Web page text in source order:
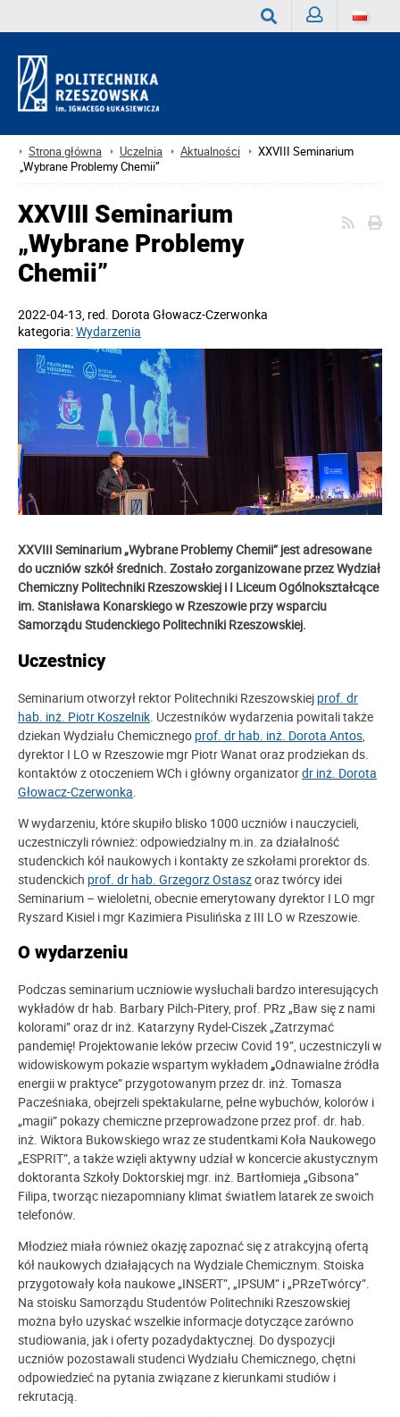
Strona główna Uczelnia Aktualności
XXVIII Seminarium
„Wybrane Problemy Chemii”
XXVIII Seminarium
„Wybrane Problemy
Chemii”
2022-04-13, red. Dorota Głowacz-Czerwonka
kategoria:Wydarzenia
XXVIII Seminarium „Wybrane Problemy Chemii” jest adresowane
do uczniów szkół średnich. Zostało zorganizowane przez Wydział
Chemiczny Politechniki Rzeszowskiej i I Liceum Ogólnokształcące
im. Stanisława Konarskiego w Rzeszowie przy wsparciu
Samorządu Studenckiego Politechniki Rzeszowskiej.
Uczestnicy
Seminarium otworzył rektor Politechniki Rzeszowskiej prof. dr
hab. inż. Piotr Koszelnik . Uczestników wydarzenia powitali także
dziekan Wydziału Chemicznego prof. dr hab. inż. Dorota Antos
dyrektor I LO w Rzeszowie mgr Piotr Wanat oraz prodziekan ds.
kontaktów z otoczeniem WCh i główny organizatordr inż. Dorota
Głowacz-Czerwonka
W wydarzeniu, które skupiło blisko 1000 uczniów i nauczycieli,
uczestniczyli również: odpowiedzialny m.in. za działalność
studenckich kół naukowych i kontakty ze szkołami prorektor ds.
studenckich prof. dr hab. Grzegorz Ostaszoraz twórcy idei
Seminarium – wieloletni, obecnie emerytowany dyrektor I LO mgr
Ryszard Kisiel i mgr Kazimiera Pisulińska z III LO w Rzeszowie.
O wydarzeniu
Podczas seminarium uczniowie wysłuchali bardzo interesujących
wykładów dr hab. Barbary Pilch-Pitery, prof. PRz „Baw się z nami
kolorami” oraz dr inż. Katarzyny Rydel-Ciszek „Zatrzymać
pandemię! Projektowanie leków przeciw Covid 19”, uczestniczyli w
widowiskowym pokazie wspartym wykładem„Odnawialne źródła
energii w praktyce” przygotowanym przez dr. inż. Tomasza
Pacześniaka, obejrzeli spektakularne, pełne wybuchów, kolorów i
„magii” pokazy chemiczne przeprowadzone przez prof. dr. hab.
inż. Wiktora Bukowskiego wraz ze studentkami Koła Naukowego
„ESPRIT”, a także wzięli aktywny udział w koncercie akustycznym
doktoranta Szkoły Doktorskiej mgr. inż. Bartłomieja „Gibsona”
Filipa, tworząc niezapomniany klimat światłem latarek ze swoich
telefonów.
Młodzież miała również okazję zapoznać się z atrakcyjną ofertą
kół naukowych działających na Wydziale Chemicznym. Stoiska
przygotowały koła naukowe „INSERT”, „IPSUM” i „PRzeTwórcy”.
Na stoisku Samorządu Studentów Politechniki Rzeszowskiej
można było uzyskać wszelkie informacje dotyczące zarówno
studiowania, jak i oferty pozadydaktycznej. Do dyspozycji
uczniów pozostawali studenci Wydziału Chemicznego, chętni
odpowiedzieć na pytania związane z kierunkami studiów i
rekrutacją.